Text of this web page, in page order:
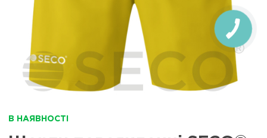
В НАЯВНОСТІ